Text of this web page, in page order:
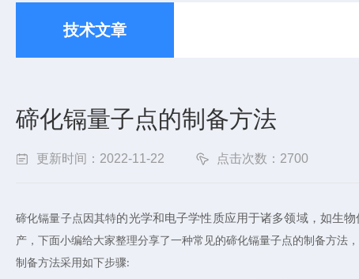
技术文章
碲化镉量子点的制备方法
更新时间：2022-11-22 点击次数：2700
碲化镉量子点因其特的光学和电子学性质应用于诸多领域，如生
产 ，下面小编给大家整理分享了一种常见的碲化镉量子点的制备方法
制备方法采用如下步骤: